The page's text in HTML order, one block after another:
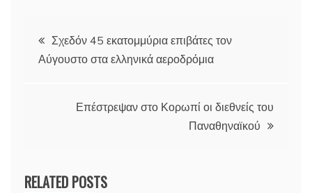
Πλοήγηση
άρθρων
Σχεδόν 45 εκατομμύρια επιβάτες τον
Αύγουστο στα ελληνικά αεροδρόμια
Επέστρεψαν στο Κορωπί οι διεθνείς του
Παναθηναϊκού
RELATED POSTS